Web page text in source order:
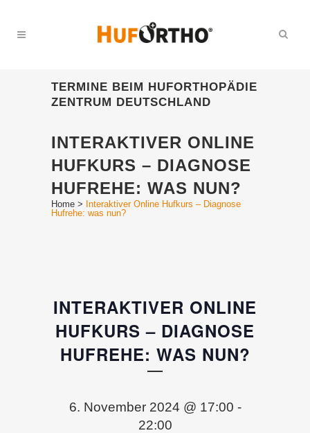
TERMINE BEIM HUFORTHOPÄDIE
ZENTRUM DEUTSCHLAND
INTERAKTIVER ONLINE
HUFKURS – DIAGNOSE
HUFREHE: WAS NUN?
Home > Interaktiver Online Hufkurs – Diagnose
Hufrehe: was nun?
INTERAKTIVER ONLINE
HUFKURS – DIAGNOSE
HUFREHE: WAS NUN?
6. November 2024 @ 17:00 -
22:00